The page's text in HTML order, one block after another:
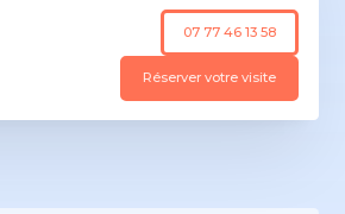
07 77 46 13 58
Réserver votre visite